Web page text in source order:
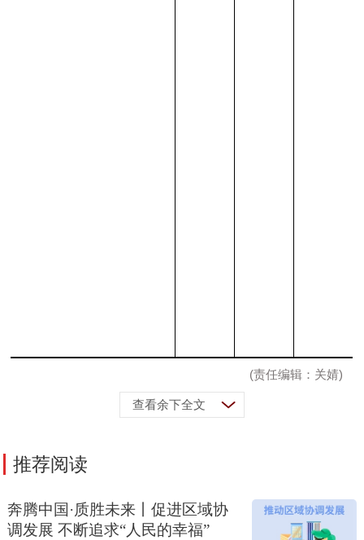
(责任编辑：关婧)
查看余下全文
推荐阅读
奔腾中国·质胜未来丨促进区域协
调发展 不断追求“人民的幸福”